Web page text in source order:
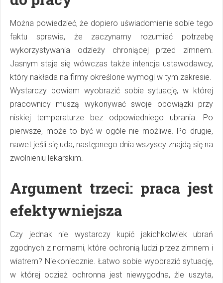
Można powiedzieć, że dopiero uświadomienie sobie tego
faktu sprawia, że zaczynamy rozumieć potrzebę
wykorzystywania odzieży chroniącej przed zimnem.
Jasnym staje się wówczas także intencja ustawodawcy,
który nakłada na firmy określone wymogi w tym zakresie.
Wystarczy bowiem wyobrazić sobie sytuację, w której
pracownicy muszą wykonywać swoje obowiązki przy
niskiej temperaturze bez odpowiedniego ubrania. Po
pierwsze, może to być w ogóle nie możliwe. Po drugie,
nawet jeśli się uda, następnego dnia wszyscy znajdą się na
zwolnieniu lekarskim.
Argument trzeci: praca jest
efektywniejsza
Czy jednak nie wystarczy kupić jakichkolwiek ubrań
zgodnych z normami, które ochronią ludzi przez zimnem i
wiatrem? Niekoniecznie. Łatwo sobie wyobrazić sytuację,
w której odzież ochronna jest niewygodna, źle uszyta,